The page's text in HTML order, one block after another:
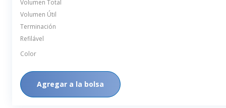
Volumen Total
Volumen Útil
Terminación
Refilável
Color
Agregar a la bolsa